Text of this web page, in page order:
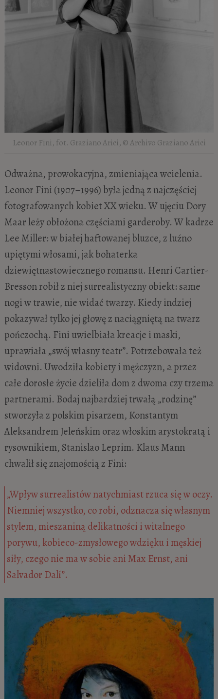
Leonor Fini, fot. Graziano Arici, © Archivo Graziano Arici
Odważna, prowokacyjna, zmieniająca wcielenia.
Leonor Fini (1907–1996) była jedną z najczęściej
fotografowanych kobiet XX wieku. W ujęciu Dory
Maar leży obłożona częściami garderoby. W kadrze
Lee Miller: w białej haftowanej bluzce, z luźno
upiętymi włosami, jak bohaterka
dziewiętnastowiecznego romansu. Henri Cartier-
Bresson robił z niej surrealistyczny obiekt: same
nogi w trawie, nie widać twarzy. Kiedy indziej
pokazywał tylko jej głowę z naciągniętą na twarz
pończochą. Fini uwielbiała kreacje i maski,
uprawiała „swój własny teatr”. Potrzebowała też
widowni. Uwodziła kobiety i mężczyzn, a przez
całe dorosłe życie dzieliła dom z dwoma czy trzema
partnerami. Bodaj najbardziej trwałą „rodzinę”
stworzyła z polskim pisarzem, Konstantym
Aleksandrem Jeleńskim oraz włoskim arystokratą i
rysownikiem, Stanislao Leprim. Klaus Mann
chwalił się znajomością z Fini:
„Wpływ surrealistów natychmiast rzuca się w oczy.
Niemniej wszystko, co robi, odznacza się własnym
stylem, mieszaniną delikatności i witalnego
porywu, kobieco-zmysłowego wdzięku i męskiej
siły, czego nie ma w sobie ani Max Ernst, ani
Salvador Dalí”.